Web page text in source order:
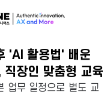
'AI 활용법' 배운
장인 맞춤형 교육
업무 일정으로 별도 교